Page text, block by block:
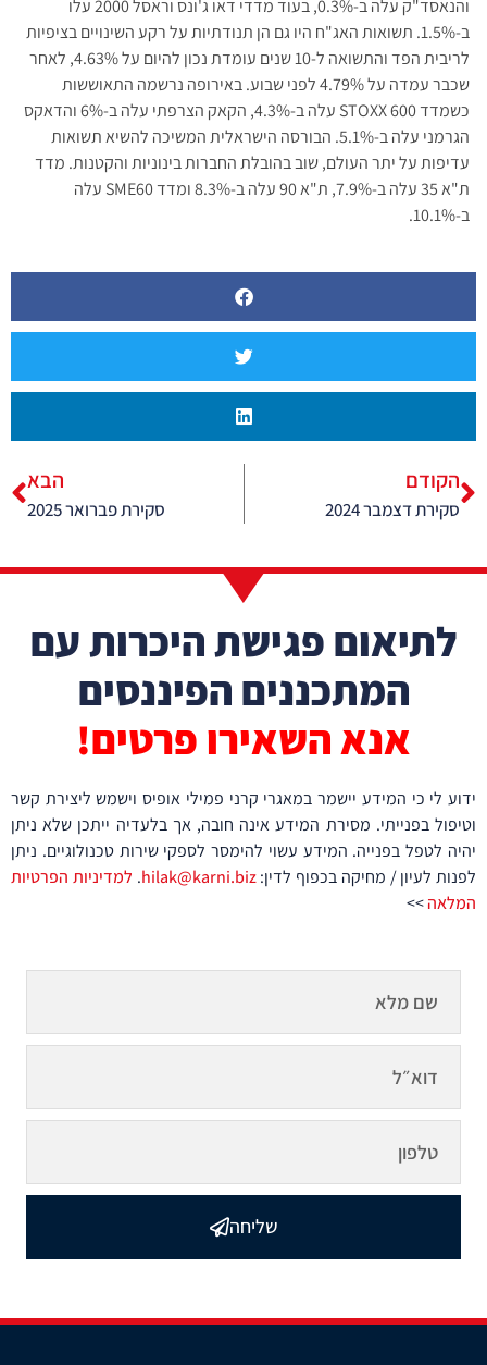
והנאסד"ק עלה ב-0.3%, בעוד מדדי דאו ג'ונס וראסל 2000 עלו
ב-1.5%. תשואות האג"ח היו גם הן תנודתיות על רקע השינויים בציפיות
לריבית הפד והתשואה ל-10 שנים עומדת נכון להיום על 4.63%, לאחר
שכבר עמדה על 4.79% לפני שבוע. באירופה נרשמה התאוששות
כשמדד STOXX 600 עלה ב-4.3%, הקאק הצרפתי עלה ב-6% והדאקס
הגרמני עלה ב-5.1%. הבורסה הישראלית המשיכה להשיא תשואות
עדיפות על יתר העולם, שוב בהובלת החברות בינוניות והקטנות. מדד
ת"א 35 עלה ב-7.9%, ת"א 90 עלה ב-8.3% ומדד SME60 עלה
ב-10.1%.
הקודם
סקירת דצמבר 2024
הבא
סקירת פברואר 2025
לתיאום פגישת היכרות עם
המתכננים הפיננסים
אנא השאירו פרטים!
ידוע לי כי המידע יישמר במאגרי קרני פמילי אופיס וישמש ליצירת קשר
וטיפול בפנייתי. מסירת המידע אינה חובה, אך בלעדיה ייתכן שלא ניתן
יהיה לטפל בפנייה. המידע עשוי להימסר לספקי שירות טכנולוגיים. ניתן
לפנות לעיון / מחיקה בכפוף לדין:hilak@karni.biz
. למדיניות הפרטיות
המלאה>>
שליחה